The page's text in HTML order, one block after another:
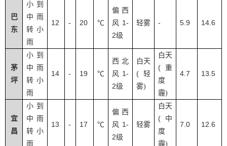
巴
东
小到
中雨
转小
雨
12 - 20 ℃
偏西
风 1-
2级
轻雾 - 5.9 14.6
茅
坪
小到
中雨
转小
雨
14 - 19 ℃
西北
风 1-
2级
白天
( 轻
雾)
白天
( 重
度
霾)
4.7 13.5
宜
昌
小到
中雨
转小
雨
13 - 17 ℃
偏西
风 1-
2级
轻雾
白天
( 中
度
霾)
7.0 12.6